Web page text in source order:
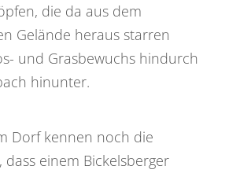
die da aus dem
Gelände heraus starren
und Grasbewuchs hindurch
hinunter.
Dorf kennen noch die
dass einem Bickelsberger